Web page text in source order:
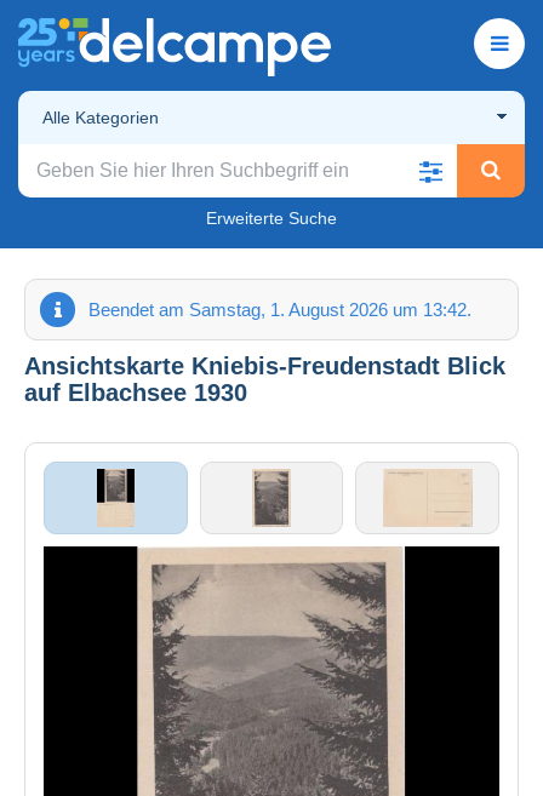
Alle Kategorien
Erweiterte Suche
Beendet am Samstag, 1. August 2026 um 13:42.
Ansichtskarte Kniebis-Freudenstadt Blick
auf Elbachsee 1930